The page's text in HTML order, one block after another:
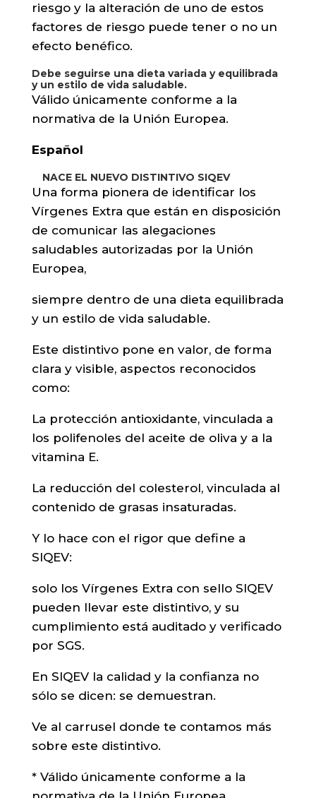
riesgo y la alteración de uno de estos
factores de riesgo puede tener o no un
efecto benéfico.
Debe seguirse una dieta variada y equilibrada
y un estilo de vida saludable.
Válido únicamente conforme a la
normativa de la Unión Europea.
Español
NACE EL NUEVO DISTINTIVO SIQEV
Una forma pionera de identificar los
Vírgenes Extra que están en disposición
de comunicar las alegaciones
saludables autorizadas por la Unión
Europea,
siempre dentro de una dieta equilibrada
y un estilo de vida saludable.
Este distintivo pone en valor, de forma
clara y visible, aspectos reconocidos
como:
La protección antioxidante, vinculada a
los polifenoles del aceite de oliva y a la
vitamina E.
La reducción del colesterol, vinculada al
contenido de grasas insaturadas.
Y lo hace con el rigor que define a
SIQEV:
solo los Vírgenes Extra con sello SIQEV
pueden llevar este distintivo, y su
cumplimiento está auditado y verificado
por SGS.
En SIQEV la calidad y la confianza no
sólo se dicen: se demuestran.
Ve al carrusel donde te contamos más
sobre este distintivo.
* Válido únicamente conforme a la